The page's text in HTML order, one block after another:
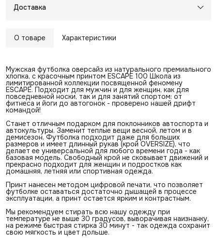
Доставка
О товаре Характеристики
Мужская футболка оверсайз из натурального премиального
хлопка, с красочным принтом ESCAPE 100 Школа из
лимитированной коллекции посвященной феномену
ESCAPE. Подходит для мужчин и для женщин, как для
повседневной носки, так и для занятий спортом: от
фитнеса и йоги до автогонок - проверено нашей дрифт
командой!
Станет отличным подарком для поклонников автоспорта и
автокультуры. Заменит теплые вещи весной, летом и в
демисезон. Футболка подходит даже для больших
размеров и имеет длинный рукав (крой OVERSIZE), что
делает ее универсальной для любого времени года - как
базовая модель. Свободный крой не сковывает движений и
прекрасно подходит для женщин и подростков как
домашняя, летняя или спортивная одежда.
Принт нанесен методом цифровой печати, что позволяет
футболке оставаться достаточно дышащей в процессе
эксплуатации, а принт остается ярким и контрастным.
Мы рекомендуем стирать всю нашу одежду при
температуре не выше 30 градусов, выворачивая наизнанку,
на режиме быстрая стирка 30 минут - так одежда сохранит
свою мягкость и цвет дольше.